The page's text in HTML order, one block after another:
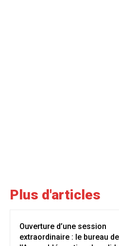
Plus d'articles
Ouverture d’une session
extraordinaire : le bureau de